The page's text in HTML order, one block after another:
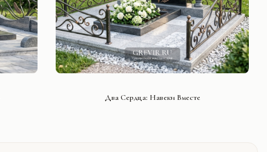
Два Сердца: Навеки Вместе